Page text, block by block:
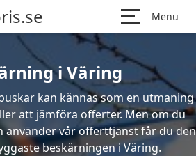
Menu
i Väring
kan kännas som en utmaning
att jämföra offerter. Men om du
använder vår offerttjänst får du den
beskärningen i Väring.